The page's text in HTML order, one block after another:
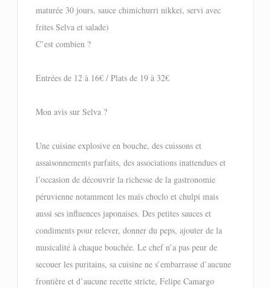
maturée 30 jours, sauce chimichurri nikkei, servi avec
frites Selva et salade)
C’est combien ?
Entrées de 12 à 16€ / Plats de 19 à 32€
Mon avis sur Selva ?
Une cuisine explosive en bouche, des cuissons et
assaisonnements parfaits, des associations inattendues et
l’occasion de découvrir la richesse de la gastronomie
péruvienne notamment les maïs choclo et chulpi mais
aussi ses influences japonaises. Des petites sauces et
condiments pour relever, donner du peps, ajouter de la
musicalité à chaque bouchée. Le chef n’a pas peur de
secouer les puritains, sa cuisine ne s’embarrasse d’aucune
frontière et d’aucune recette stricte, Felipe Camargo